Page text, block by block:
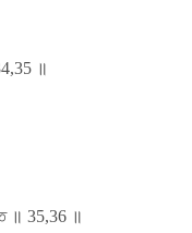
॥
॥ 35,36 ॥